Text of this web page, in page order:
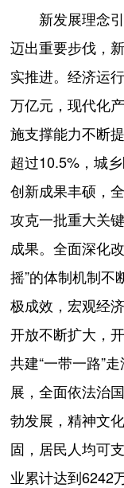
新发展理念引
迈出重要步伐，
实推进。经济运
万亿元，现代化
施支撑能力不断
超过10.5%，城
创新成果丰硕，
攻克一批重大关
成果。全面深化
摇”的体制机制不
极成效，宏观经
开放不断扩大，
共建“一带一路”
展，全面依法治
勃发展，精神文
固，居民人均可
业累计达到6242